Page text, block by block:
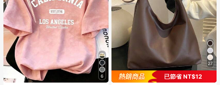
6
27
已節省 NT$12